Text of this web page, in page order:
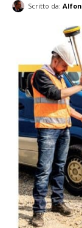
Scritto da: